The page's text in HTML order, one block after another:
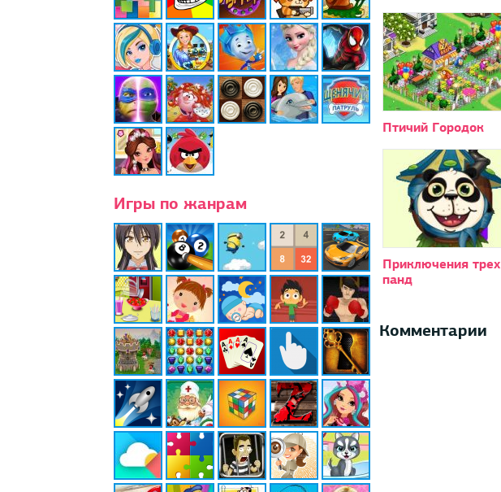
Игры по жанрам
Птичий Городок
Приключения трех
панд
Комментарии